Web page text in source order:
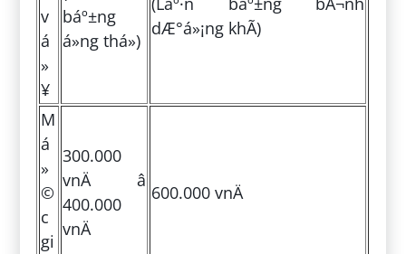
v
á
»
¥
báº±ng
á»ng thá»)
dÆ°á»¡ng khÃ­)
M
á
»
©
c
gi
300.000
vnÄ â
400.000
vnÄ
600.000 vnÄ